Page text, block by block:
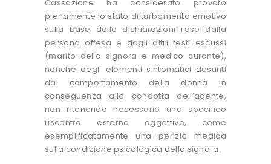
Cassazione ha considerato provato
pienamente lo stato di turbamento emotivo
sulla base delle dichiarazioni rese dalla
persona offesa e dagli altri testi escussi
(marito della signora e medico curante),
nonchè degli elementi sintomatici desunti
dal comportamento della donna in
conseguenza alla condotta dell’agente,
non ritenendo necessario uno specifico
riscontro esterno oggettivo, come
esemplificatamente una perizia medica
sulla condizione psicologica della signora.